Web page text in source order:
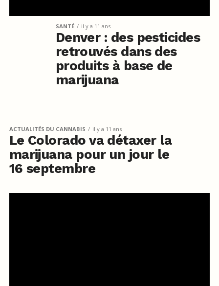
SANTÉ il y a 11 ans
Denver : des pesticides
retrouvés dans des
produits à base de
marijuana
ACTUALITÉS DU CANNABIS il y a 11 ans
Le Colorado va détaxer la
marijuana pour un jour le
16 septembre